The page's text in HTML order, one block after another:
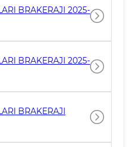
BRAKERAJI 2025-
BRAKERAJI 2025-
BRAKERAJI